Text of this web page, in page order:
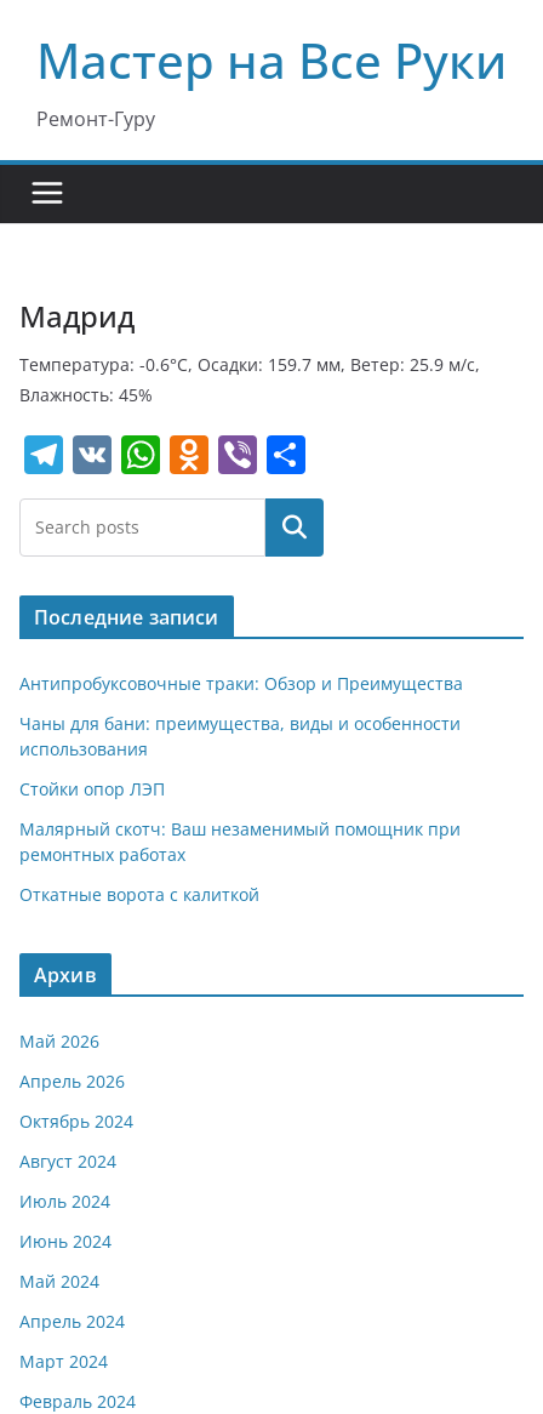
содержимому
Мастер на Все Руки
Ремонт-Гуру
Мадрид
Температура: -0.6°C, Осадки: 159.7 мм, Ветер: 25.9 м/с,
Влажность: 45%
T
el
e
gr
a
m
V
K
W
h
s
A
p
p
O
d
o
kl
a
ss
ni
Vi
b
er
т
п
р
в
и
т
Поиск
Последние записи
Антипробуксовочные траки: Обзор и Преимущества
Чаны для бани: преимущества, виды и особенности
использования
Стойки опор ЛЭП
Малярный скотч: Ваш незаменимый помощник при
ремонтных работах
Откатные ворота с калиткой
Архив
Май 2026
Апрель 2026
Октябрь 2024
Август 2024
Июль 2024
Июнь 2024
Май 2024
Апрель 2024
Март 2024
Февраль 2024